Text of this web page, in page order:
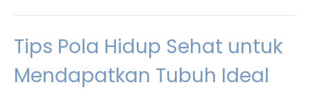
Tips Pola Hidup Sehat untuk
Mendapatkan Tubuh Ideal